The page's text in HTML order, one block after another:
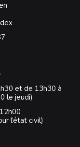
et de 13h30 à
le jeudi)
l’état civil)